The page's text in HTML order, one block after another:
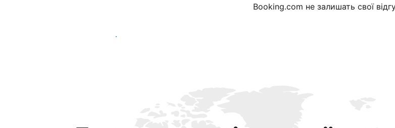
Booking.com не залишать свої
Розпочати вже сьогодні